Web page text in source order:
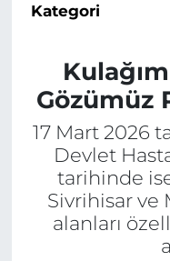
Kategori
Gözümüz
17 Mart 2026
Devlet
tarihinde
Sivrihisar ve
alanları